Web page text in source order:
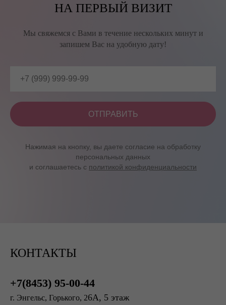
НА ПЕРВЫЙ ВИЗИТ
Мы свяжемся с Вами в течение нескольких минут и
запишем Вас на удобную дату!
ОТПРАВИТЬ
Нажимая на кнопку, вы даете согласие на обработку
персональных данных
и соглашаетесь c политикой конфиденциальности
КОНТАКТЫ
+7(8453) 95-00-44
г. Энгельс, Горького, 26А, 5 этаж